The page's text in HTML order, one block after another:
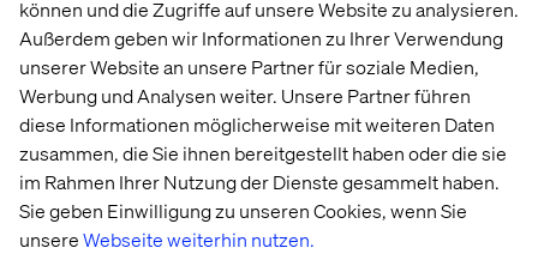
können und die Zugriffe auf unsere Website zu analysieren.
Außerdem geben wir Informationen zu Ihrer Verwendung
unserer Website an unsere Partner für soziale Medien,
Werbung und Analysen weiter. Unsere Partner führen
diese Informationen möglicherweise mit weiteren Daten
zusammen, die Sie ihnen bereitgestellt haben oder die sie
im Rahmen Ihrer Nutzung der Dienste gesammelt haben.
Sie geben Einwilligung zu unseren Cookies, wenn Sie
unsereWebseite weiterhin nutzen.